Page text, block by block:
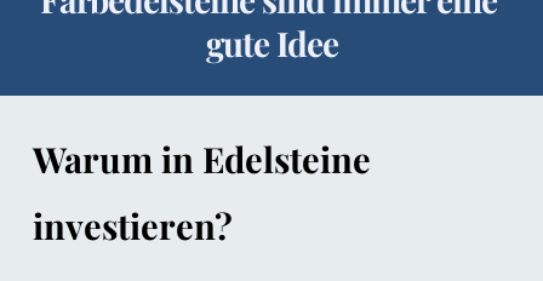
gute Idee
Warum in Edelsteine
investieren?